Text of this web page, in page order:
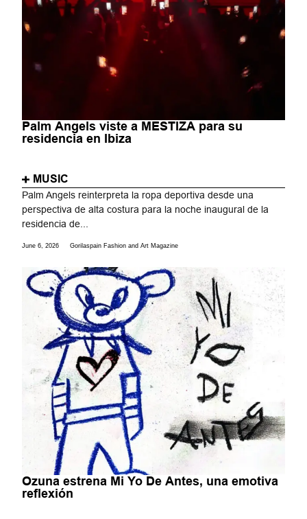
Palm Angels viste a MESTIZA para su
residencia en Ibiza
MUSIC
Palm Angels reinterpreta la ropa deportiva desde una
perspectiva de alta costura para la noche inaugural de la
residencia de...
June 6, 2026 Gorilaspain Fashion and Art Magazine
Ozuna estrena Mi Yo De Antes, una emotiva
reflexión